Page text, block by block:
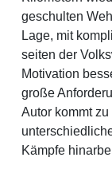
geschulten
Lage, mit
seiten der
Motivation
große
Autor kommt
Kämpfe